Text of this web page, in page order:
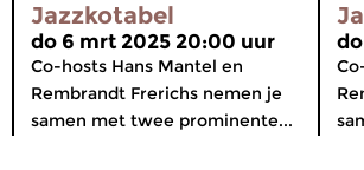
Jazzkotabel
do 6 mrt 2025 20:00 uur
Co-hosts Hans Mantel en
Rembrandt Frerichs nemen je
samen met twee prominente...